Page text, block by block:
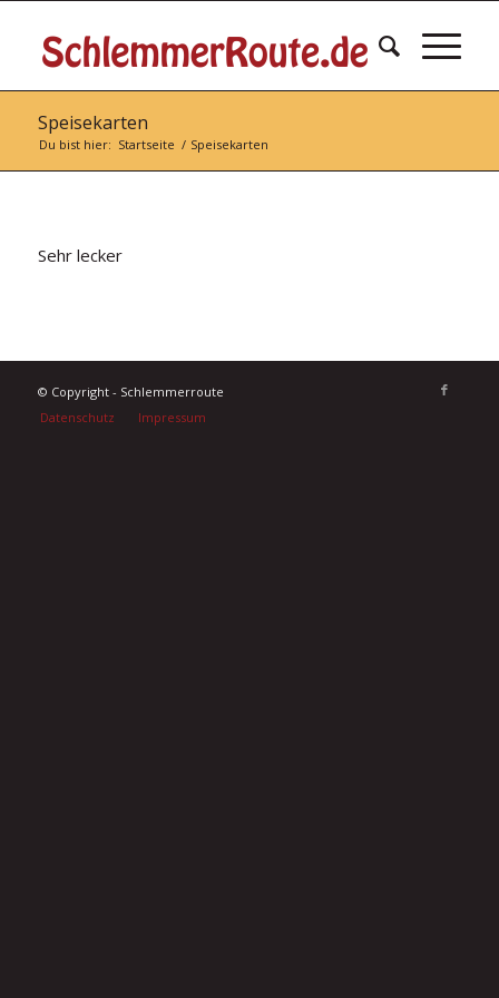
Speisekarten
Du bist hier: Startseite / Speisekarten
Sehr lecker
© Copyright - Schlemmerroute
Datenschutz
Impressum